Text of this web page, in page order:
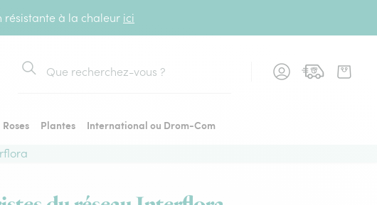
résistante à la chaleur ici
Rechercher
Roses Plantes
International ou Drom-Com